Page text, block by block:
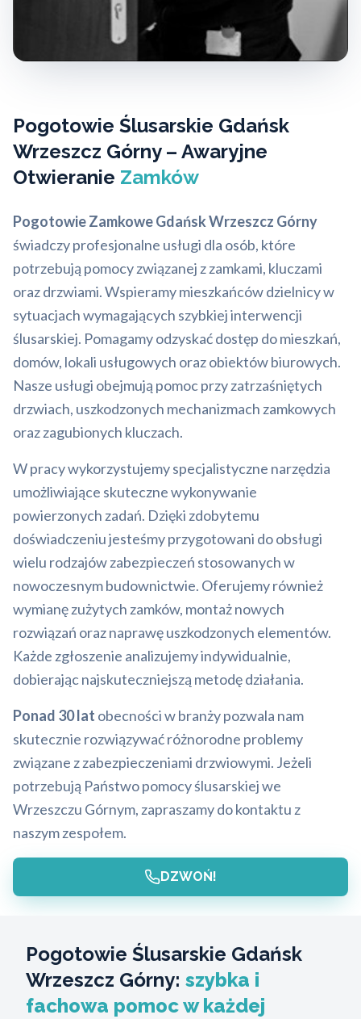
Pogotowie Ślusarskie Gdańsk
Wrzeszcz Górny – Awaryjne
Otwieranie Zamków
Pogotowie Zamkowe Gdańsk Wrzeszcz Górny
świadczy profesjonalne usługi dla osób, które
potrzebują pomocy związanej z zamkami, kluczami
oraz drzwiami. Wspieramy mieszkańców dzielnicy w
sytuacjach wymagających szybkiej interwencji
ślusarskiej. Pomagamy odzyskać dostęp do mieszkań,
domów, lokali usługowych oraz obiektów biurowych.
Nasze usługi obejmują pomoc przy zatrzaśniętych
drzwiach, uszkodzonych mechanizmach zamkowych
oraz zagubionych kluczach.
W pracy wykorzystujemy specjalistyczne narzędzia
umożliwiające skuteczne wykonywanie
powierzonych zadań. Dzięki zdobytemu
doświadczeniu jesteśmy przygotowani do obsługi
wielu rodzajów zabezpieczeń stosowanych w
nowoczesnym budownictwie. Oferujemy również
wymianę zużytych zamków, montaż nowych
rozwiązań oraz naprawę uszkodzonych elementów.
Każde zgłoszenie analizujemy indywidualnie,
dobierając najskuteczniejszą metodę działania.
Ponad 30 lat obecności w branży pozwala nam
skutecznie rozwiązywać różnorodne problemy
związane z zabezpieczeniami drzwiowymi. Jeżeli
potrzebują Państwo pomocy ślusarskiej we
Wrzeszczu Górnym, zapraszamy do kontaktu z
naszym zespołem.
DZWOŃ!
Pogotowie Ślusarskie Gdańsk
Wrzeszcz Górny: szybka i
fachowa pomoc w każdej